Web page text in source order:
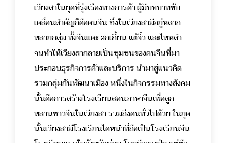
เวียงสาในยุคที่รุ่งเรืองทางการค้า ผู้มีบทบาทขับ
เคลื่อนสำคัญก็คือคนจีน ซึ่งในเวียงสามีอยู่หลาก
หลายกลุ่ม ทั้งจีนแคะ ฮกเกี้ยน แต้จิ๋ว และไหหลำ
จนทำให้เวียงสากลายเป็นชุมชนของคนจีนที่มา
ประกอบธุรกิจการค้าและบริการ นำมาสู่แนวคิด
รวมกลุ่มกันพัฒนาเมือง หนึ่งในกิจกรรมทางสังคม
นั้นคือการสร้างโรงเรียนสอนภาษาจีนเพื่อลูก
หลานชาวจีนในเวียงสา รวมถึงคนทั่วไปด้วย ในยุค
นั้นเวียงสามีโรงเรียนไคหนำที่ถือเป็นโรงเรียนจีน